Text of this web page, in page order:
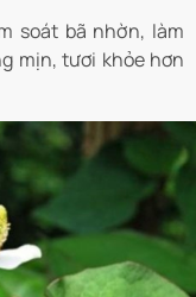
soát bã nhờn, làm
mịn, tươi khỏe hơn